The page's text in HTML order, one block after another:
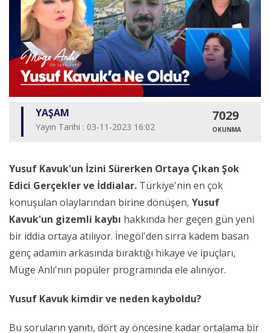
YAŞAM
Yayın Tarihi : 03-11-2023 16:02
7029
OKUNMA
Yusuf Kavuk'un İzini Sürerken Ortaya Çıkan Şok
Edici Gerçekler ve İddialar. Türkiye'nin en çok
konuşulan olaylarından birine dönüşen, Yusuf
Kavuk'un gizemli kaybı hakkında her geçen gün yeni
bir iddia ortaya atılıyor. İnegöl'den sırra kadem basan
genç adamın arkasında bıraktığı hikaye ve ipuçları,
Müge Anlı'nın popüler programında ele alınıyor.
Yusuf Kavuk kimdir ve neden kayboldu?
Bu soruların yanıtı, dört ay öncesine kadar ortalama bir